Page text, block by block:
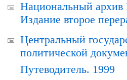
Национальный архив
Издание второе
Центральный
политической
Путеводитель. 1999